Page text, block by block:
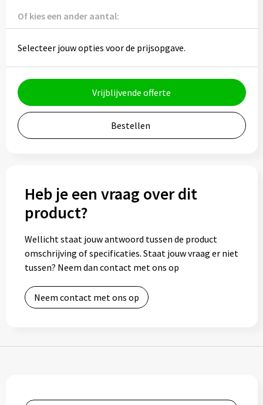
Markeerstiften
Geschenksets
Merken
Notaboekjes
Notablokken
Eten & drinken
Bidons
Of kies een ander aantal:
Selecteer jouw opties voor de prijsopgave.
Vrijblijvende offerte
Bestellen
Heb je een vraag over dit
product?
Wellicht staat jouw antwoord tussen de product
omschrijving of specificaties. Staat jouw vraag er niet
tussen? Neem dan contact met ons op
Neem contact met ons op